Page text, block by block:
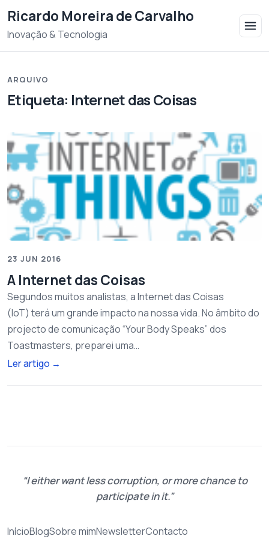
Ricardo Moreira de Carvalho
Inovação & Tecnologia
ARQUIVO
Etiqueta: Internet das Coisas
23 JUN 2016
A Internet das Coisas
Segundos muitos analistas, a Internet das Coisas
(IoT) terá um grande impacto na nossa vida. No âmbito do
projecto de comunicação “Your Body Speaks” dos
Toastmasters, preparei uma…
Ler artigo →
I either want less corruption, or more chance to
participate in it.
InícioBlogSobre mimNewsletterContacto